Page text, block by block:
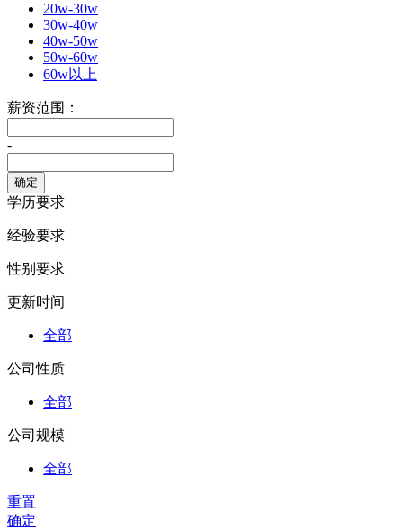
20w-30w
30w-40w
40w-50w
50w-60w
60w以上
薪资范围：
-
学历要求
经验要求
性别要求
更新时间
全部
公司性质
全部
公司规模
全部
重置
确定